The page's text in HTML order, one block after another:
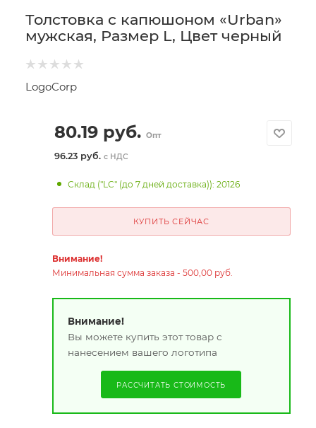
Толстовка с капюшоном «Urban»
мужская, Размер L, Цвет черный
LogoCorp
80.19руб. Опт
96.23 руб. с НДС
Склад ("LC" (до 7 дней доставка)): 20126
КУПИТЬ СЕЙЧАС
Внимание!
Минимальная сумма заказа - 500,00 руб.
Внимание!
Вы можете купить этот товар с
нанесением вашего логотипа
РАССЧИТАТЬ СТОИМОСТЬ